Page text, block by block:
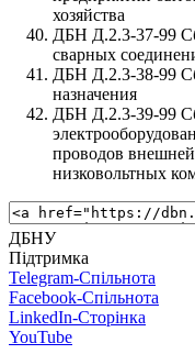
хозяйства
ДБН Д.2.3-37-99
сварных
ДБН Д.2.3-38-99
назначения
ДБН Д.2.3-39-99
проводов
низковольтных
ДБНУ
Підтримка
Telegram-Спільнота
Facebook-Спільнота
LinkedIn-Сторінка
YouTube